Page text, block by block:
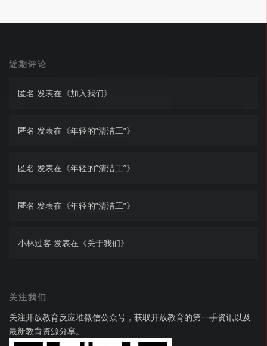
近期评论
匿名 发表在《加入我们》
匿名 发表在《年轻的”清洁工”》
匿名 发表在《年轻的”清洁工”》
匿名 发表在《年轻的”清洁工”》
小林过客 发表在《关于我们》
关注我们
关注开放教育反应堆微信公众号，获取开放教育的第一手资讯以及
最新教育资源分享。